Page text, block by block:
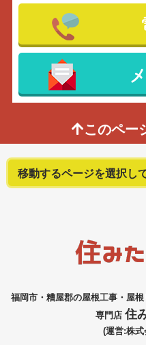
このペー
福岡市・糟屋郡の屋根工事・屋
専門店 住
(運営:株